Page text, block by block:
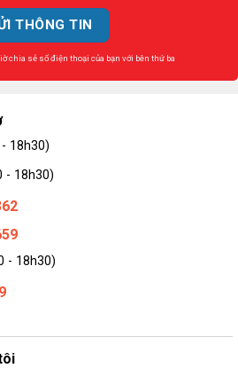
chia sẻ số điện thoại của bạn với bên thứ ba
18h30)
18h30)
- 18h30)